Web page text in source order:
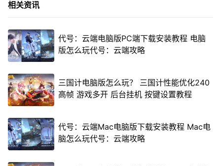
相关资讯
代号：云端电脑版PC端下载安装教程 电脑
版怎么玩代号：云端攻略
三国计电脑版怎么玩？ 三国计性能优化240
高帧 游戏多开 后台挂机 按键设置教程
代号：云端Mac电脑版下载安装教程 Mac电
脑怎么玩代号：云端攻略